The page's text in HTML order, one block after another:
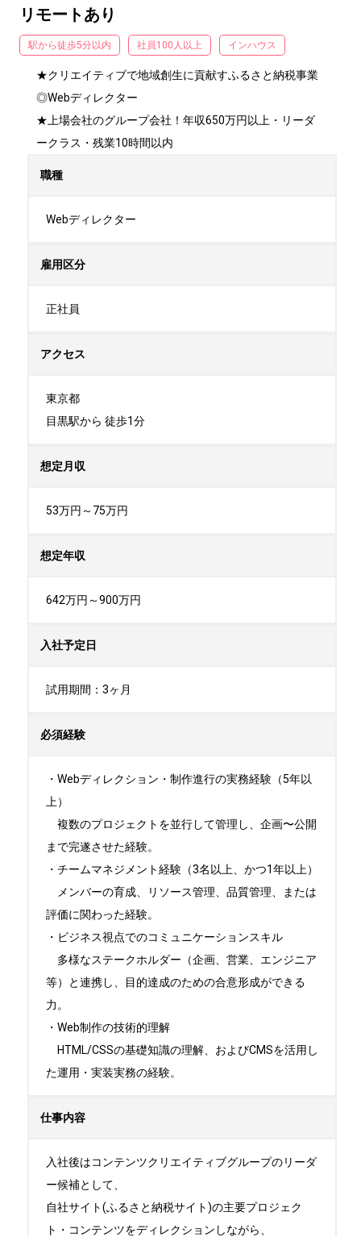
リモートあり
駅から徒歩5分以内 社員100人以上 インハウス
★クリエイティブで地域創生に貢献すふるさと納税事業
◎Webディレクター
★上場会社のグループ会社！年収650万円以上・リーダ
ークラス・残業10時間以内
職種
Webディレクター
雇用区分
正社員
アクセス
東京都
目黒駅から 徒歩1分
想定月収
53万円～75万円
想定年収
642万円～900万円
入社予定日
試用期間：3ヶ月
必須経験
・Webディレクション・制作進行の実務経験（5年以
上）
複数のプロジェクトを並行して管理し、企画〜公開
まで完遂させた経験。
・チームマネジメント経験（3名以上、かつ1年以上）
メンバーの育成、リソース管理、品質管理、または
評価に関わった経験。
・ビジネス視点でのコミュニケーションスキル
多様なステークホルダー（企画、営業、エンジニア
等）と連携し、目的達成のための合意形成ができる
力。
・Web制作の技術的理解
HTML/CSSの基礎知識の理解、およびCMSを活用し
た運用・実装実務の経験。
仕事内容
入社後はコンテンツクリエイティブグループのリーダ
ー候補として、
自社サイト(ふるさと納税サイト)の主要プロジェク
ト・コンテンツをディレクションしながら、